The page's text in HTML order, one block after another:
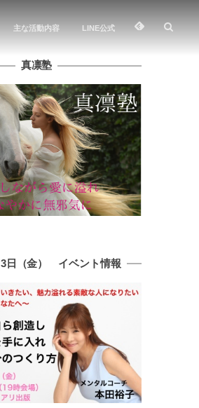
主な活動内容 LINE公式
真凛塾
3日（金） イベント情報